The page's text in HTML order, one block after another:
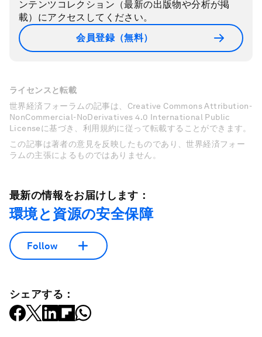
ンテンツコレクション（最新の出版物や分析が掲
載）にアクセスしてください。
会員登録（無料）
ライセンスと転載
世界経済フォーラムの記事は、Creative Commons Attribution-
NonCommercial-NoDerivatives 4.0 International Public
Licenseに基づき、利用規約に従って転載することができます。
この記事は著者の意見を反映したものであり、世界経済フォー
ラムの主張によるものではありません。
最新の情報をお届けします：
環境と資源の安全保障
Follow
シェアする：